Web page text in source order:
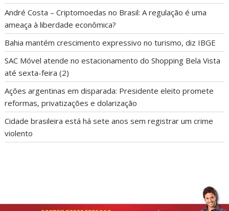
André Costa – Criptomoedas no Brasil: A regulação é uma
ameaça à liberdade econômica?
Bahia mantém crescimento expressivo no turismo, diz IBGE
SAC Móvel atende no estacionamento do Shopping Bela Vista
até sexta-feira (2)
Ações argentinas em disparada: Presidente eleito promete
reformas, privatizações e dolarização
Cidade brasileira está há sete anos sem registrar um crime
violento